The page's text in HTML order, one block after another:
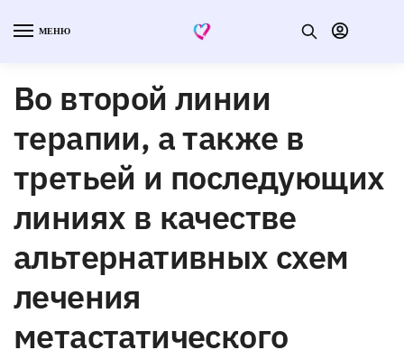
МЕНЮ
Во второй линии
терапии, а также в
третьей и последующих
линиях в качестве
альтернативных схем
лечения
метастатического